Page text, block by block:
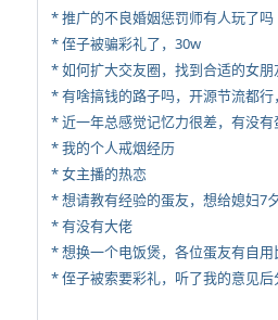
* 推广的不良婚姻惩罚师有人玩了吗
* 侄子被骗彩礼了，30w
* 如何扩大交友圈，找到合适的女朋
* 近一年总感觉记忆力很差，有没有
* 我的个人戒烟经历
* 女主播的热恋
* 有没有大佬
* 想换一个电饭煲，各位蛋友有自用
* 侄子被索要彩礼，听了我的意见